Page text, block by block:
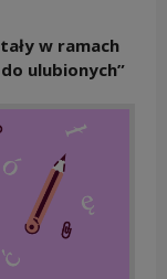
w ramach
ulubionych”